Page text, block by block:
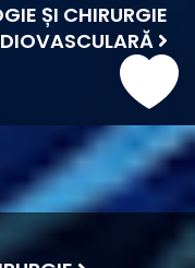
ȘI CHIRURGIE